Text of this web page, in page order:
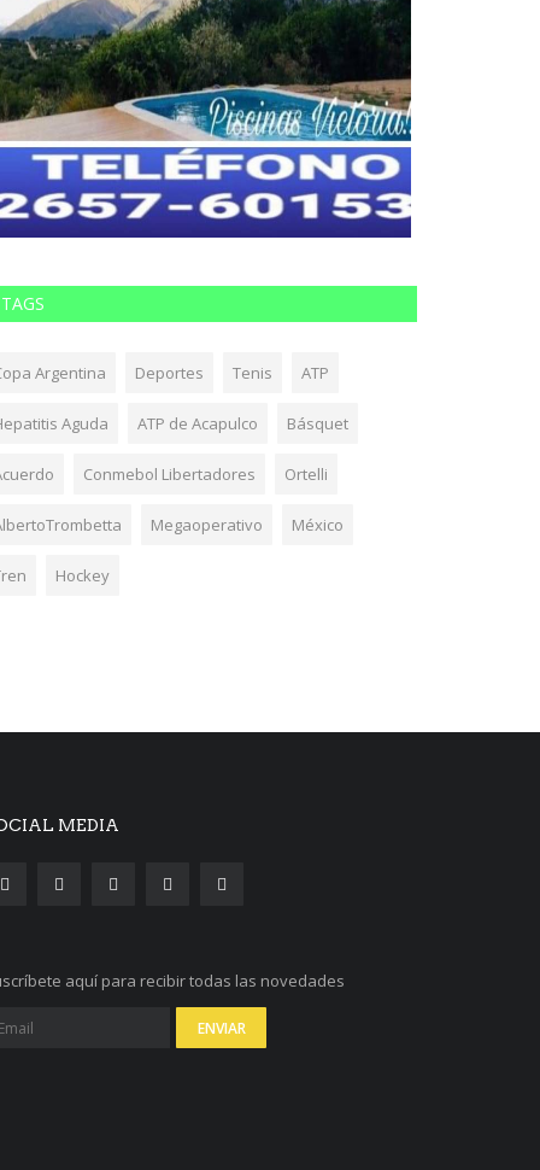
TAGS
Argentina Deportes Tenis ATP
Aguda ATP de Acapulco Básquet
Conmebol Libertadores Ortelli
Megaoperativo México
Hockey
MEDIA
aquí para recibir todas las novedades